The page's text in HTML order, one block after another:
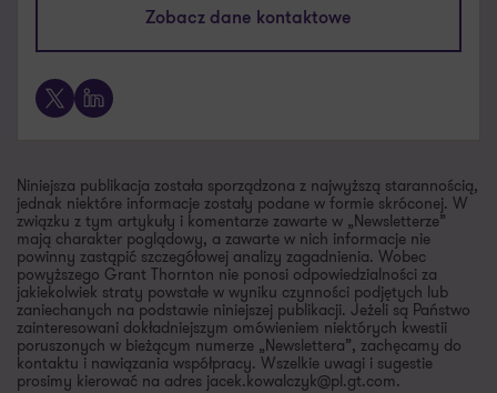
Zobacz dane kontaktowe
X LinkedIn
Niniejsza publikacja została sporządzona z najwyższą starannością,
jednak niektóre informacje zostały podane w formie skróconej. W
związku z tym artykuły i komentarze zawarte w „Newsletterze”
mają charakter poglądowy, a zawarte w nich informacje nie
powinny zastąpić szczegółowej analizy zagadnienia. Wobec
powyższego Grant Thornton nie ponosi odpowiedzialności za
jakiekolwiek straty powstałe w wyniku czynności podjętych lub
zaniechanych na podstawie niniejszej publikacji. Jeżeli są Państwo
zainteresowani dokładniejszym omówieniem niektórych kwestii
poruszonych w bieżącym numerze „Newslettera”, zachęcamy do
kontaktu i nawiązania współpracy. Wszelkie uwagi i sugestie
prosimy kierować na adres jacek.kowalczyk@pl.gt.com.